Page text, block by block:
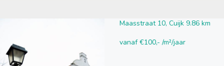
Maasstraat 10, Cuijk 9.86 km
vanaf €100,- /m²/jaar